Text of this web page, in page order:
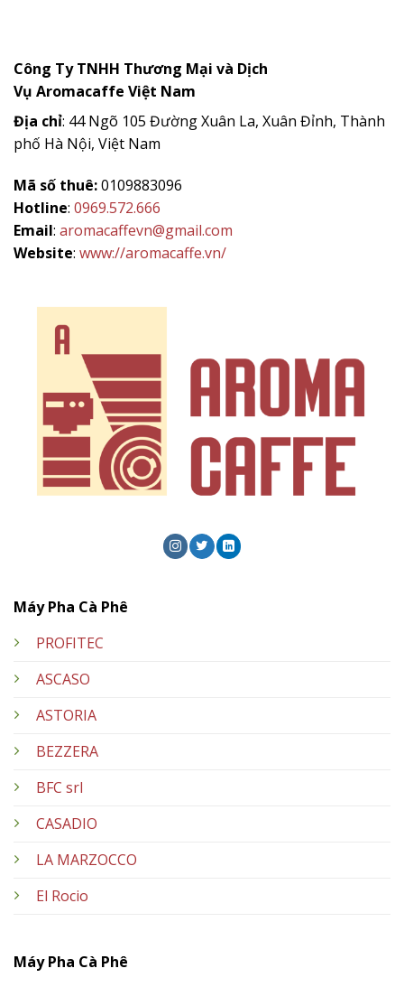
Công Ty TNHH Thương Mại và Dịch
Vụ Aromacaffe Việt Nam
Địa chỉ: 44 Ngõ 105 Đường Xuân La, Xuân Đỉnh, Thành
phố Hà Nội, Việt Nam
Mã số thuê:0109883096
Hotline: 0969.572.666
Email: aromacaffevn@gmail.com
Website: www://aromacaffe.vn/
Máy Pha Cà Phê
PROFITEC
ASCASO
ASTORIA
BEZZERA
BFC srl
CASADIO
LA MARZOCCO
El Rocio
Máy Pha Cà Phê